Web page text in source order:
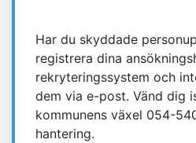
Har du skyddade
registrera dina
rekryteringssystem och
dem via e-post. Vänd dig
kommunens växel 054-
hantering.